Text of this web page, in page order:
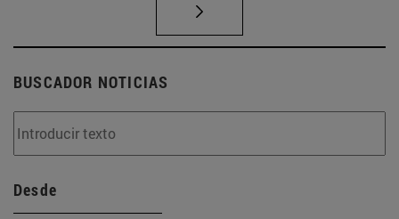
BUSCADOR NOTICIAS
Desde